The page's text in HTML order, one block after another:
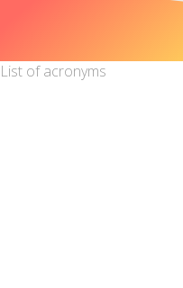
List of acronyms